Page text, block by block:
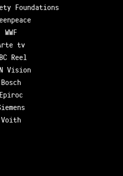
Foundations
WWF
tv
Reel
Vision
Bosch
Epiroc
Voith